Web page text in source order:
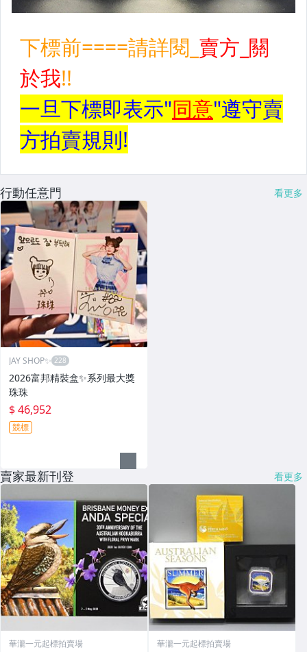
行動任意門 看更多
JAY SHOP✨
2026富邦精裝盒✨系列最大獎
珠珠
$ 46,952
競標
賣家最新刊登 看更多
華瀧一元起標拍賣場 華瀧一元起標拍賣場